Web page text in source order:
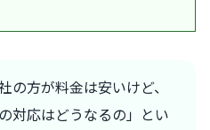
の方が料金は安いけど、
対応はどうなるの」とい